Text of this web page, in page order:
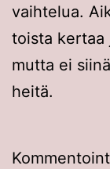
vaihtelua.
toista kertaa
mutta ei
heitä.